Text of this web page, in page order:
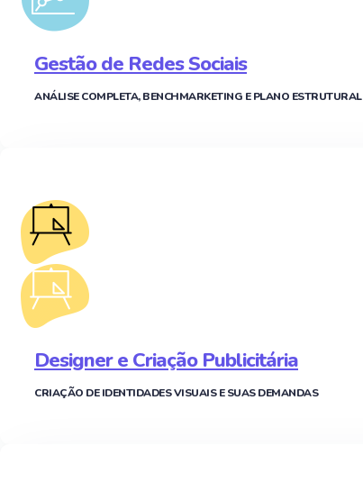
Gestão de Redes Sociais
ANÁLISE COMPLETA, BENCHMARKETING E PLANO ESTRUTURAL
Designer e Criação Publicitária
CRIAÇÃO DE IDENTIDADES VISUAIS E SUAS DEMANDAS